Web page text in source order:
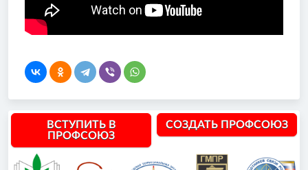
ВСТУПИТЬ В
ПРОФСОЮЗ
СОЗДАТЬ ПРОФСОЮЗ